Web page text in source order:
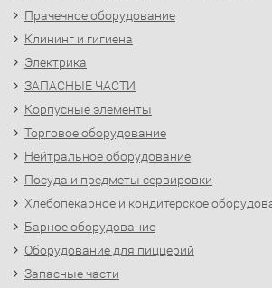
Прачечное оборудование
Клининг и гигиена
Электрика
ЗАПАСНЫЕ ЧАСТИ
Корпусные элементы
Торговое оборудование
Нейтральное оборудование
Посуда и предметы сервировки
Хлебопекарное и кондитерское
Барное оборудование
Оборудование для пиццерий
Запасные части